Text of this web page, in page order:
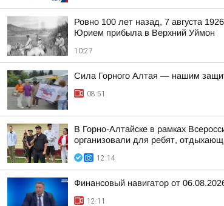
Ровно 100 лет назад, 7 августа
Юрием прибыла в Верхний Уймон
10:27
Сила Горного Алтая — нашим
08:51
В Горно-Алтайске в рамках
организовали для ребят,
12:14
Финансовый навигатор от
12:11